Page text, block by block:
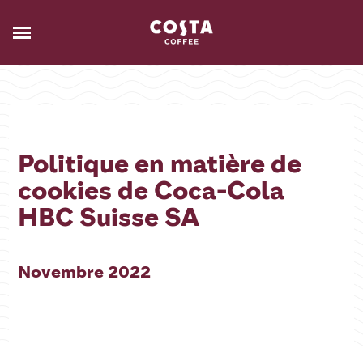
Politique en matière de
cookies de Coca-Cola
HBC Suisse SA
Novembre 2022